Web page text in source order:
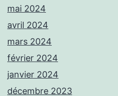
mai 2024
avril 2024
mars 2024
février 2024
janvier 2024
décembre 2023